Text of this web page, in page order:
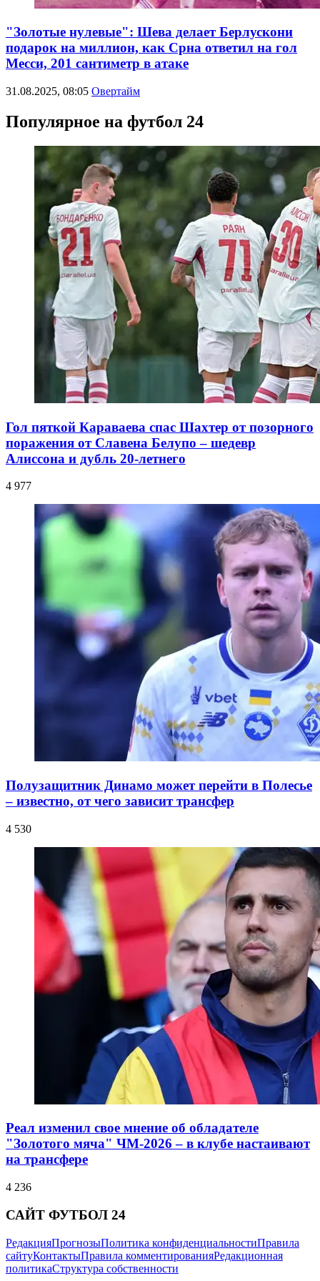
"Золотые нулевые": Шева делает Берлускони
подарок на миллион, как Срна ответил на гол
Месси, 201 сантиметр в атаке
31.08.2025, 08:05 Овертайм
Популярное на футбол 24
Гол пяткой Караваева спас Шахтер от позорного
поражения от Славена Белупо – шедевр
Алиссона и дубль 20-летнего
4 977
Полузащитник Динамо может перейти в Полесье
– известно, от чего зависит трансфер
4 530
Реал изменил свое мнение об обладателе
"Золотого мяча" ЧМ-2026 – в клубе настаивают
на трансфере
4 236
САЙТ ФУТБОЛ 24
РедакцияПрогнозыПолитика конфиденциальностиПравила
сайтуКонтактыПравила комментированияРедакционная
политикаСтруктура собственности